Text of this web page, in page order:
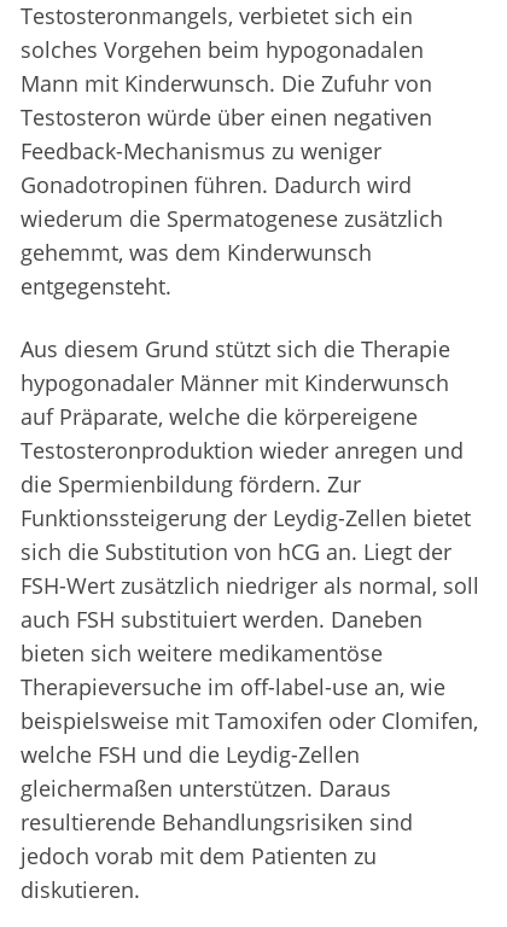
Testosteronmangels, verbietet sich ein
solches Vorgehen beim hypogonadalen
Mann mit Kinderwunsch. Die Zufuhr von
Testosteron würde über einen negativen
Feedback-Mechanismus zu weniger
Gonadotropinen führen. Dadurch wird
wiederum die Spermatogenese zusätzlich
gehemmt, was dem Kinderwunsch
entgegensteht.
Aus diesem Grund stützt sich die Therapie
hypogonadaler Männer mit Kinderwunsch
auf Präparate, welche die körpereigene
Testosteronproduktion wieder anregen und
die Spermienbildung fördern. Zur
Funktionssteigerung der Leydig-Zellen bietet
sich die Substitution von hCG an. Liegt der
FSH-Wert zusätzlich niedriger als normal, soll
auch FSH substituiert werden. Daneben
bieten sich weitere medikamentöse
Therapieversuche im off-label-use an, wie
beispielsweise mit Tamoxifen oder Clomifen,
welche FSH und die Leydig-Zellen
gleichermaßen unterstützen. Daraus
resultierende Behandlungsrisiken sind
jedoch vorab mit dem Patienten zu
diskutieren.